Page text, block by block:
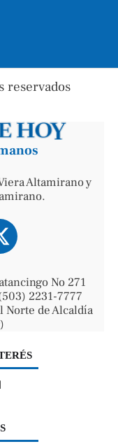
reservados
Altamirano y
No 271
2231-7777
Norte de Alcaldía